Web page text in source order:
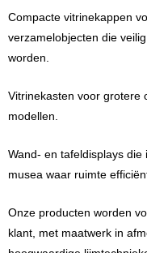
Compacte vitrinekappen
verzamelobjecten die
worden.
Vitrinekasten voor grotere
modellen.
Wand- en tafeldisplays
musea waar ruimte
Onze producten worden
klant, met maatwerk in